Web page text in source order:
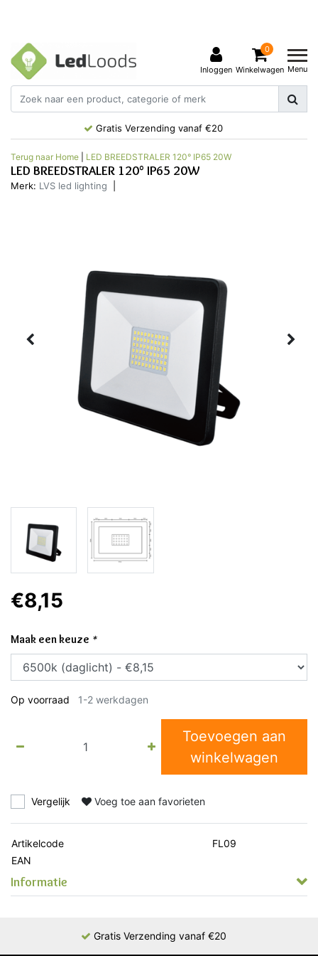
Inloggen
0
Winkelwagen Menu
Gratis Verzending vanaf €20
Terug naar Home LED BREEDSTRALER 120° IP65 20W
LED BREEDSTRALER 120° IP65 20W
Merk: LVS led lighting
€8,15
Maak een keuze *
Op voorraad 1-2 werkdagen
Toevoegen aan
winkelwagen
Vergelijk Voeg toe aan favorieten
Artikelcode
FL09
EAN
Informatie
Gratis Verzending vanaf €20